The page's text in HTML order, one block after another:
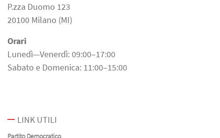
P.zza Duomo 123
20100 Milano (MI)
Orari
Lunedì—Venerdì: 09:00–17:00
Sabato e Domenica: 11:00–15:00
LINK UTILI
Partito Democratico